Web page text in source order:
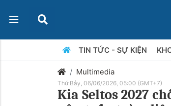
TIN TỨC - SỰ KIỆN
Multimedia
Thứ Bảy, 06/06/2026, 05:00 (GMT+7)
Kia Seltos 2027